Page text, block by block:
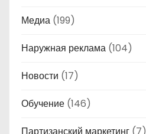
Медиа (199)
Наружная реклама (104)
Новости (17)
Обучение (146)